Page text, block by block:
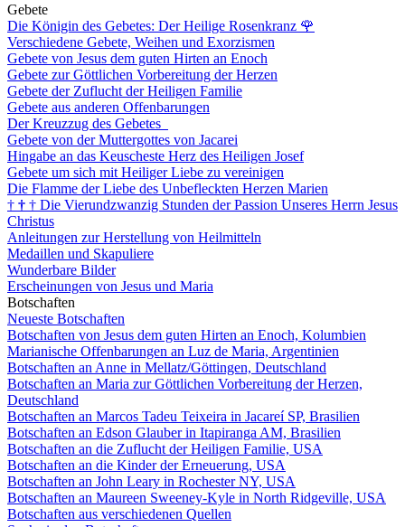
Gebete
Die Königin des Gebetes: Der Heilige Rosenkranz 🌹
Verschiedene Gebete, Weihen und Exorzismen
Gebete von Jesus dem guten Hirten an Enoch
Gebete zur Göttlichen Vorbereitung der Herzen
Gebete der Zuflucht der Heiligen Familie
Gebete aus anderen Offenbarungen
Der Kreuzzug des Gebetes
Gebete von der Muttergottes von Jacarei
Hingabe an das Keuscheste Herz des Heiligen Josef
Gebete um sich mit Heiliger Liebe zu vereinigen
Die Flamme der Liebe des Unbefleckten Herzen Marien
† † † Die Vierundzwanzig Stunden der Passion Unseres Herrn Jesus
Christus
Anleitungen zur Herstellung von Heilmitteln
Medaillen und Skapuliere
Wunderbare Bilder
Erscheinungen von Jesus und Maria
Botschaften
Neueste Botschaften
Botschaften von Jesus dem guten Hirten an Enoch, Kolumbien
Marianische Offenbarungen an Luz de Maria, Argentinien
Botschaften an Anne in Mellatz/Göttingen, Deutschland
Botschaften an Maria zur Göttlichen Vorbereitung der Herzen,
Deutschland
Botschaften an Marcos Tadeu Teixeira in Jacareí SP, Brasilien
Botschaften an Edson Glauber in Itapiranga AM, Brasilien
Botschaften an die Zuflucht der Heiligen Familie, USA
Botschaften an die Kinder der Erneuerung, USA
Botschaften an John Leary in Rochester NY, USA
Botschaften an Maureen Sweeney-Kyle in North Ridgeville, USA
Botschaften aus verschiedenen Quellen